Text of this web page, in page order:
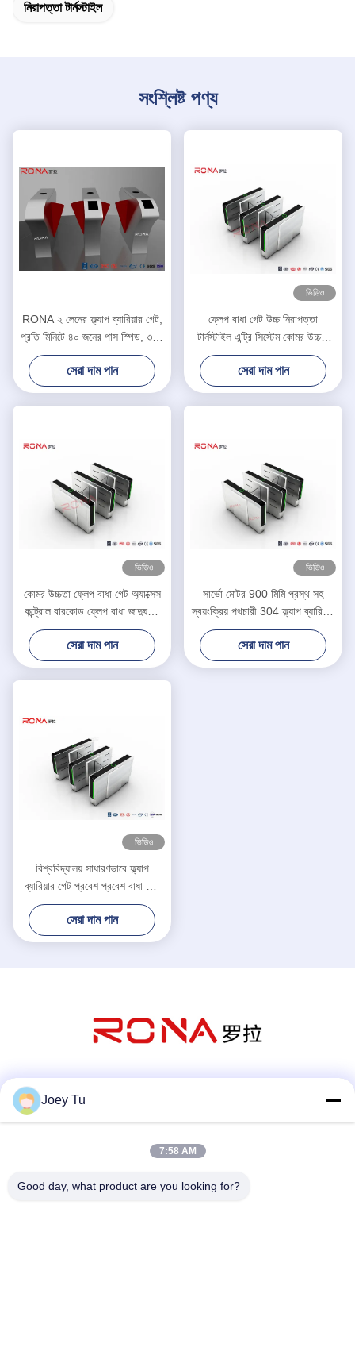
নিরাপত্তা টার্নস্টাইল
সংশ্লিষ্ট পণ্য
RONA ২ লেনের ফ্ল্যাপ ব্যারিয়ার গেট,
প্রতি মিনিটে ৪০ জনের পাস স্পিড, ৩০৪
স্টেইনলেস স্টিল নির্মাণ এবং দ্বিমুখী
অ্যাক্সেস কন্ট্রোল
সেরা দাম পান
ভিডিও
ফ্লেপ বাধা গেট উচ্চ নিরাপত্তা
টার্নস্টাইল এন্ট্রি সিস্টেম কোমর উচ্চতা
টার্নস্টাইল 550mm পাসওয়ার্ড প্রস্থ
সেরা দাম পান
ভিডিও
কোমর উচ্চতা ফ্লেপ বাধা গেট অ্যাক্সেস
কন্ট্রোল বারকোড ফ্লেপ বাধা জাদুঘরের
জন্য টার্নস্টাইল
সেরা দাম পান
ভিডিও
সার্ভো মোটর 900 মিমি প্রস্থ সহ
স্বয়ংক্রিয় পথচারী 304 ফ্ল্যাপ ব্যারিয়ার
গেট
সেরা দাম পান
ভিডিও
বিশ্ববিদ্যালয় সাধারণভাবে ফ্ল্যাপ
ব্যারিয়ার গেট প্রবেশ প্রবেশ বাধা গেট
টার্নস্টাইল ফেস স্বীকৃতি / কার্ড রিডার
সেরা দাম পান
টেলিফোন
Joey Tu
7:58 AM
Good day, what product are you looking for?